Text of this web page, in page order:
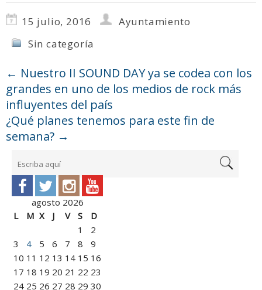
15 julio, 2016
Ayuntamiento
Sin categoría
← Nuestro II SOUND DAY ya se codea con los
grandes en uno de los medios de rock más
influyentes del país
¿Qué planes tenemos para este fin de
semana? →
agosto 2026
L
M X J V S
D
1
2
3
4 5 6 7 8
9
10 11 12 13 14 15 16
17 18 19 20 21 22 23
24 25 26 27 28 29 30